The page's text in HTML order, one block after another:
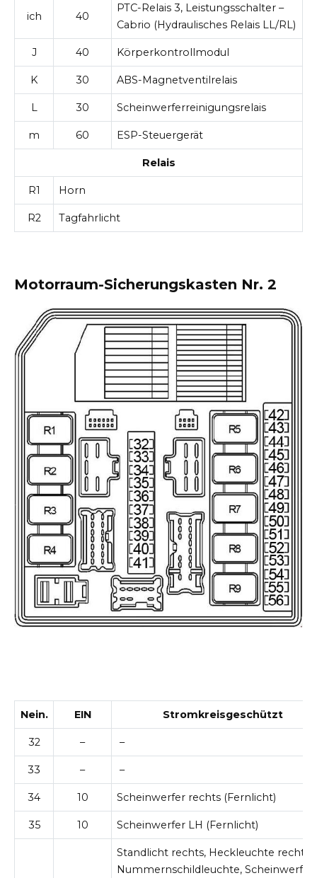
ich 40
PTC-Relais 3, Leistungsschalter –
Cabrio (Hydraulisches Relais LL/RL)
J 40 Körperkontrollmodul
K 30 ABS-Magnetventilrelais
L 30 Scheinwerferreinigungsrelais
m 60 ESP-Steuergerät
Relais
R1 Horn
R2 Tagfahrlicht
Motorraum-Sicherungskasten Nr. 2
Nein. EIN Stromkreisgeschützt
32 – –
33 – –
34 10 Scheinwerfer rechts (Fernlicht)
35 10 Scheinwerfer LH (Fernlicht)
Standlicht rechts, Heckleuchte rechts,
Nummernschildleuchte,